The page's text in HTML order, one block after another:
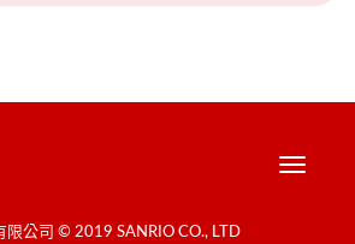
Toggle
限公司 © 2019 SANRIO CO., LTD